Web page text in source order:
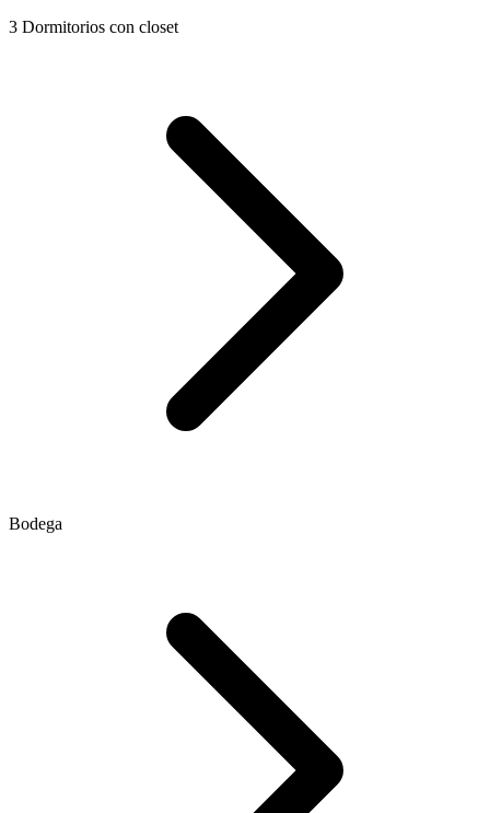
3 Dormitorios con closet
Bodega